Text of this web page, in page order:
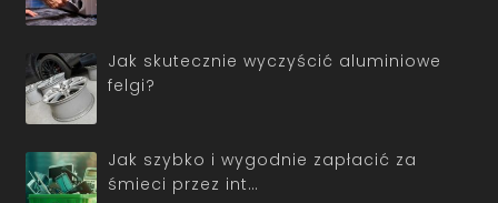
Jak skutecznie wyczyścić aluminiowe
felgi?
Jak szybko i wygodnie zapłacić za
śmieci przez int…